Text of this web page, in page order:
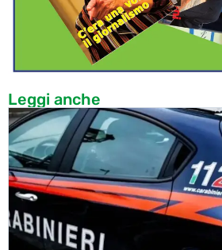
Leggi anche